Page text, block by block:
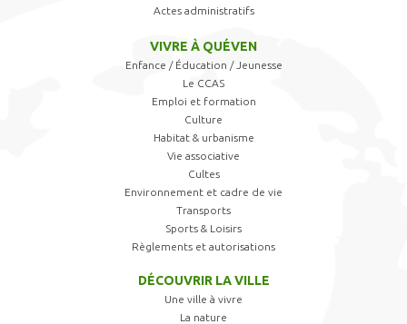
Actes administratifs
VIVRE À QUÉVEN
Enfance / Éducation / Jeunesse
Le CCAS
Emploi et formation
Culture
Habitat & urbanisme
Vie associative
Cultes
Environnement et cadre de vie
Transports
Sports & Loisirs
Règlements et autorisations
DÉCOUVRIR LA VILLE
Une ville à vivre
La nature